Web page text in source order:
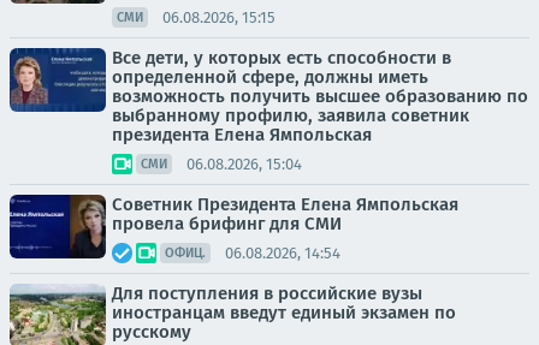
СМИ 06.08.2026, 15:15
Все дети, у которых есть способности в
определенной сфере, должны иметь
возможность получить высшее образованию по
выбранному профилю, заявила советник
президента Елена Ямпольская
СМИ 06.08.2026, 15:04
Советник Президента Елена Ямпольская
провела брифинг для СМИ
ОФИЦ. 06.08.2026, 14:54
Для поступления в российские вузы
иностранцам введут единый экзамен по
русскому